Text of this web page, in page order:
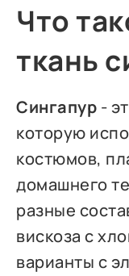
Что
ткань
Сингапур -
которую
костюмов,
домашнего
разные
вискоза с
варианты с